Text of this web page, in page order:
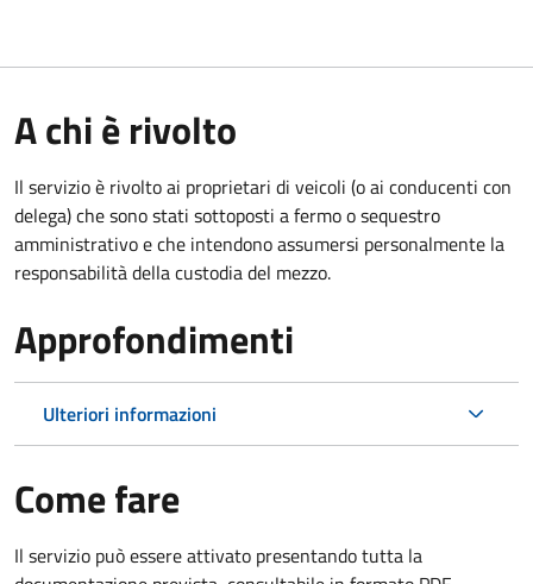
A chi è rivolto
Il servizio è rivolto ai proprietari di veicoli (o ai conducenti con
delega) che sono stati sottoposti a fermo o sequestro
amministrativo e che intendono assumersi personalmente la
responsabilità della custodia del mezzo.
Approfondimenti
Ulteriori informazioni
Come fare
Il servizio può essere attivato presentando tutta la